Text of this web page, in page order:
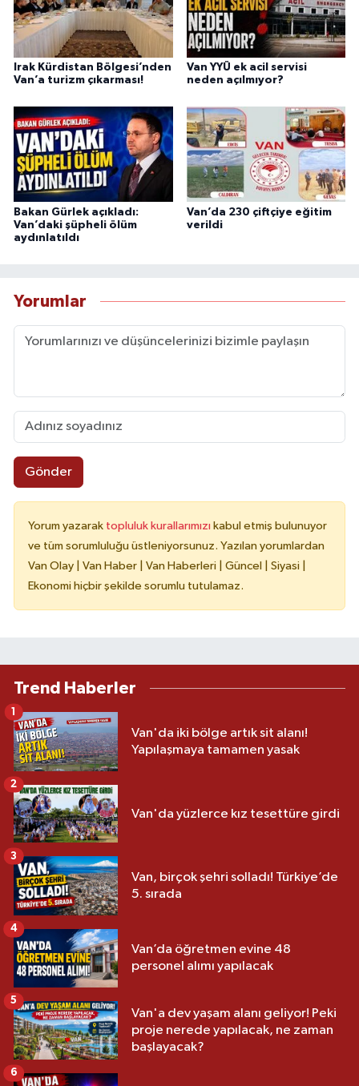
Irak Kürdistan Bölgesi’nden
Van’a turizm çıkarması!
Van YYÜ ek acil servisi
neden açılmıyor?
Bakan Gürlek açıkladı:
Van’daki şüpheli ölüm
aydınlatıldı
Van’da 230 çiftçiye eğitim
verildi
Yorumlar
Gönder
Yorum yazarak topluluk kurallarımızı kabul etmiş bulunuyor
ve tüm sorumluluğu üstleniyorsunuz. Yazılan yorumlardan
Van Olay | Van Haber | Van Haberleri | Güncel | Siyasi |
Ekonomi hiçbir şekilde sorumlu tutulamaz.
Trend Haberler
Van'da iki bölge artık sit alanı!
Yapılaşmaya tamamen yasak
1
Van'da yüzlerce kız tesettüre girdi
2
Van, birçok şehri solladı! Türkiye’de
5. sırada
3
Van’da öğretmen evine 48
personel alımı yapılacak
4
Van'a dev yaşam alanı geliyor! Peki
proje nerede yapılacak, ne zaman
başlayacak?
5
6